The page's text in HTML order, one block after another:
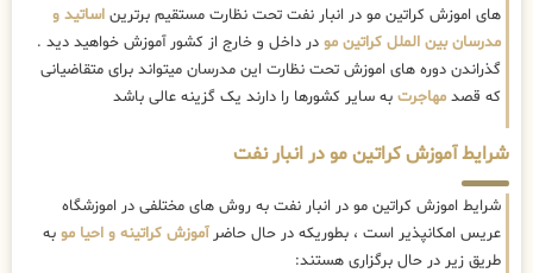
های اموزش کراتین مو در انبار نفت تحت نظارت مستقیم برترین اساتید و
مدرسان بین الملل کراتین مو در داخل و خارج از کشور آموزش خواهید دید .
گذراندن دوره های اموزش تحت نظارت این مدرسان میتواند برای متقاضیانی
که قصد مهاجرت به سایر کشورها را دارند یک گزینه عالی باشد
شرایط آموزش کراتین مو در انبار نفت
شرایط اموزش کراتین مو در انبار نفت به روش های مختلفی در اموزشگاه
عریس امکانپذیر است ، بطوریکه در حال حاضرآموزش کراتینه و احیا مو به
طریق زیر در حال برگزاری هستند: